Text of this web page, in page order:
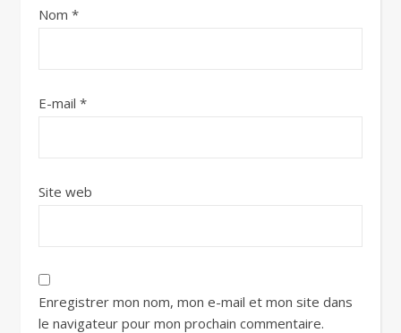
Nom *
E-mail *
Site web
Enregistrer mon nom, mon e-mail et mon site dans
le navigateur pour mon prochain commentaire.